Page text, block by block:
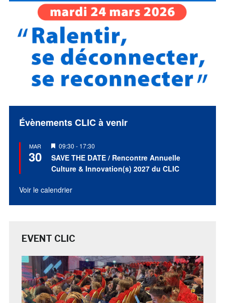
Évènements CLIC à venir
MAR
30
Mis
en
avant
09:30 - 17:30
SAVE THE DATE / Rencontre Annuelle
Culture & Innovation(s) 2027 du CLIC
Voir le calendrier
EVENT CLIC